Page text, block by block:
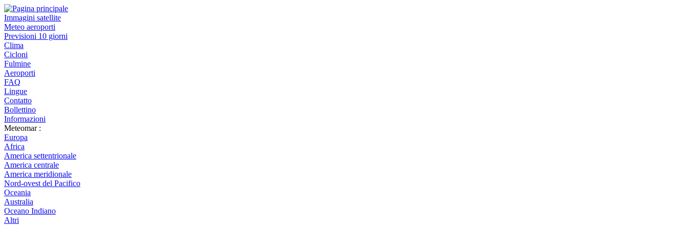
Immagini satellite
Meteo aeroporti
Previsioni 10 giorni
Clima
Cicloni
Fulmine
Aeroporti
FAQ
Lingue
Contatto
Bollettino
Informazioni
Meteomar :
Europa
Africa
America settentrionale
America centrale
America meridionale
Nord-ovest del Pacifico
Oceania
Australia
Oceano Indiano
Altri